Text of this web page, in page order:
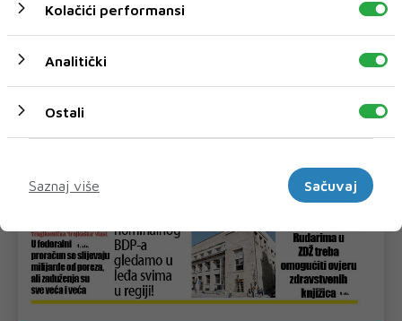
Kolačići performansi
Analitički
Ostali
Saznaj više
Sačuvaj